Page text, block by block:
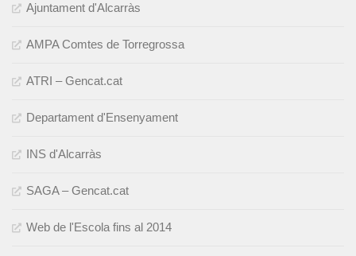
Ajuntament d'Alcarràs
AMPA Comtes de Torregrossa
ATRI – Gencat.cat
Departament d'Ensenyament
INS d'Alcarràs
SAGA – Gencat.cat
Web de l'Escola fins al 2014